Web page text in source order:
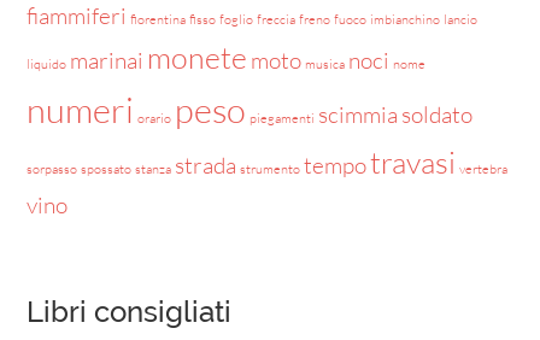
fiammiferi fiorentina fisso foglio freccia freno fuoco imbianchino lancio
liquido marinai monete moto musica noci nome
numeri orario peso piegamenti scimmia soldato
sorpasso spossato stanza strada strumento tempotravasi vertebra
vino
Libri consigliati